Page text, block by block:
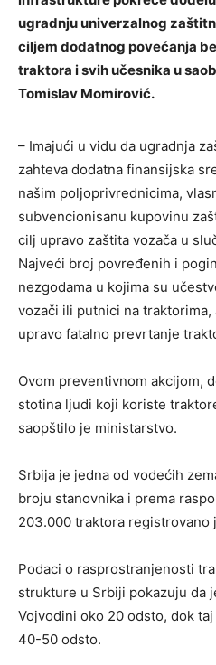
ugradnju univerzalnog
ciljem dodatnog povećanja
traktora i svih učesnika u
Tomislav Momirović.
– Imajući u vidu da ugradnja
zahteva dodatna finansijska
našim poljoprivrednicima,
subvencionisanu kupovinu
cilj upravo zaštita vozača u
Najveći broj povređenih i
nezgodama u kojima su
vozači ili putnici na
upravo fatalno prevrtanje
Ovom preventivnom akcijom,
stotina ljudi koji koriste
saopštilo je ministarstvo.
Srbija je jedna od vodećih
broju stanovnika i prema
203.000 traktora registrovano
Podaci o rasprostranjenosti
strukture u Srbiji pokazuju da
Vojvodini oko 20 odsto, dok
40-50 odsto.